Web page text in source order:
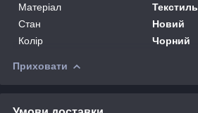
Матеріал
Текстиль
Стан
Новий
Колір
Чорний
Приховати